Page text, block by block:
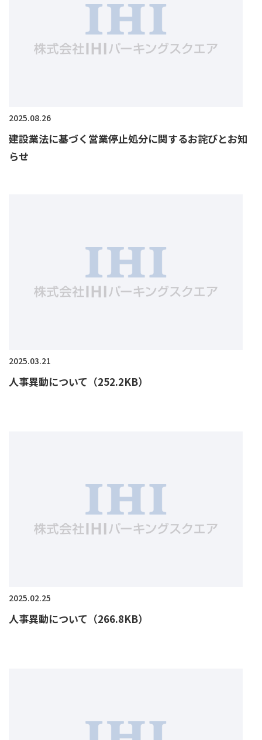
2025.08.26
建設業法に基づく営業停止処分に関するお詫びとお知
らせ
2025.03.21
人事異動について（252.2KB）
2025.02.25
人事異動について（266.8KB）